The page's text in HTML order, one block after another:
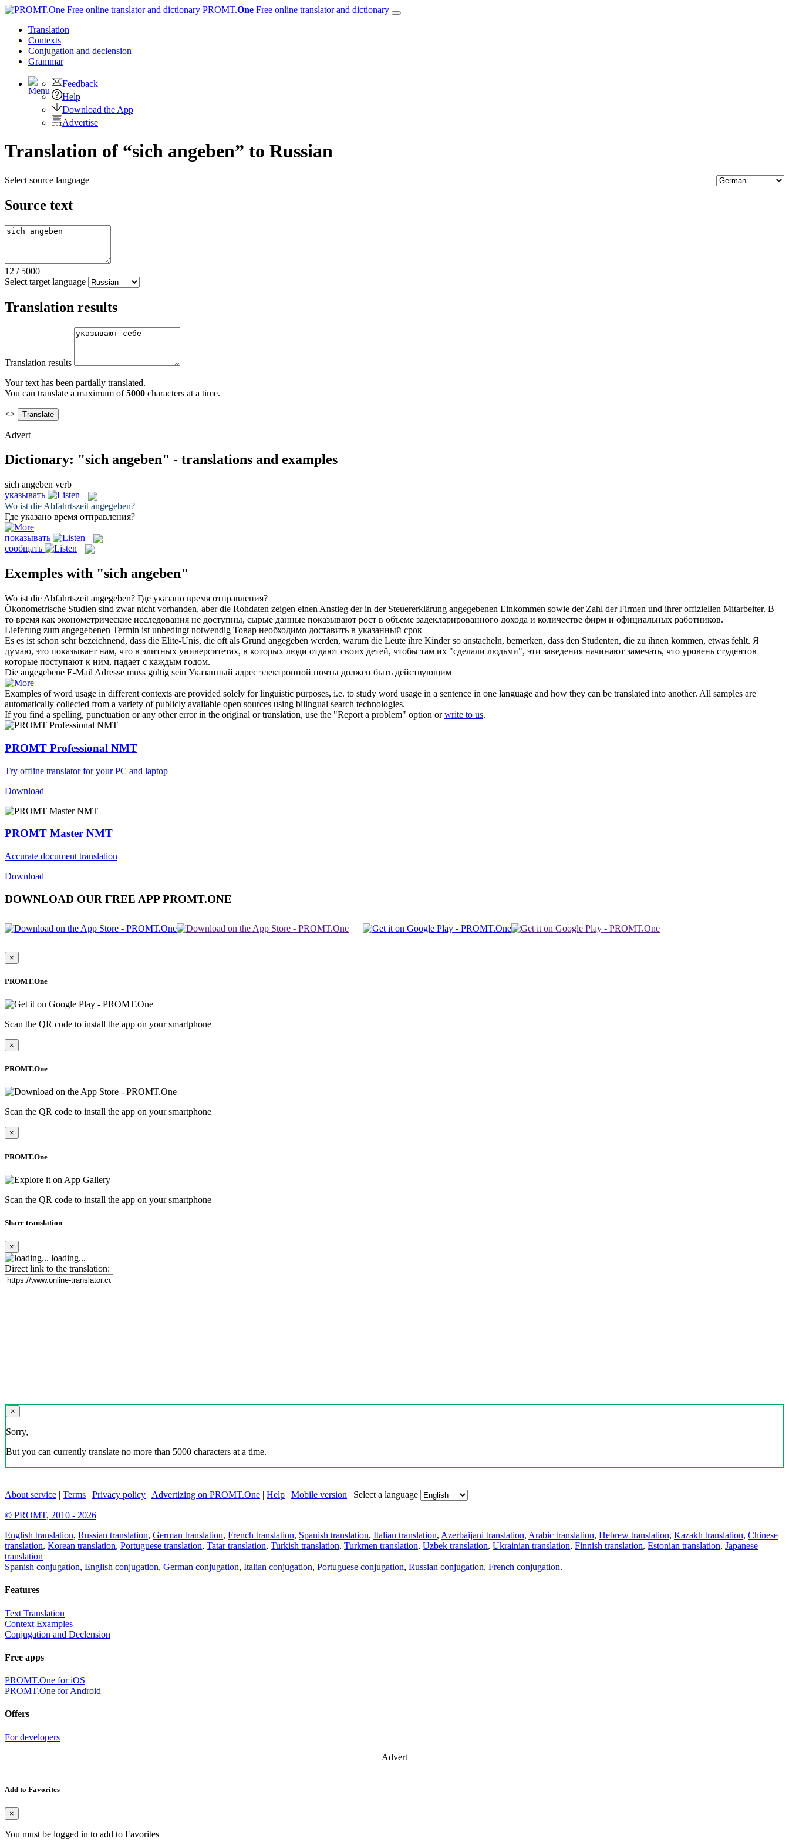
PROMT.One Free online translator and dictionary
Translation
Contexts
Conjugation and declension
Grammar
Feedback
Help
Download the App
Advertise
Translation of “sich angeben” to Russian
Select source language
Source text
12 / 5000
Select target language
Translation results
Translation results
Your text has been partially translated.
You can translate a maximum of5000 characters at a time.
<>
Advert
Dictionary: "sich angeben" - translations and examples
sich angeben verb
указывать
Wo ist die Abfahrtszeit angegeben?
Где указано время отправления?
показывать
сообщать
Exemples with "sich angeben"
Wo ist die Abfahrtszeit angegeben? Где указано время отправления?
Ökonometrische Studien sind zwar nicht vorhanden, aber die Rohdaten zeigen einen Anstieg der in der Steuererklärung angegebenen Einkommen sowie der Zahl der Firmen und ihrer offiziellen Mitarbeiter. В
то время как эконометрические исследования не доступны, сырые данные показывают рост в объеме задекларированного дохода и количестве фирм и официальных работников.
Lieferung zum angegebenen Termin ist unbedingt notwendig Товар необходимо доставить в указанный срок
Es es ist schon sehr bezeichnend, dass die Elite-Unis, die oft als Grund angegeben werden, warum die Leute ihre Kinder so anstacheln, bemerken, dass den Studenten, die zu ihnen kommen, etwas fehlt. Я
думаю, это показывает нам, что в элитных университетах, в которых люди отдают своих детей, чтобы там их "сделали людьми", эти заведения начинают замечать, что уровень студентов
которые поступают к ним, падает с каждым годом.
Die angegebene E-Mail Adresse muss gültig sein Указанный адрес электронной почты должен быть действующим
Examples of word usage in different contexts are provided solely for linguistic purposes, i.e. to study word usage in a sentence in one language and how they can be translated into another. All samples are
automatically collected from a variety of publicly available open sources using bilingual search technologies.
If you find a spelling, punctuation or any other error in the original or translation, use the "Report a problem" option orwrite to us.
PROMT Professional NMT
Try offline translator for your PC and laptop
Download
PROMT Master NMT
Accurate document translation
Download
DOWNLOAD OUR FREE APP PROMT.ONE
×
PROMT.One
Scan the QR code to install the app on your smartphone
×
PROMT.One
Scan the QR code to install the app on your smartphone
×
PROMT.One
Scan the QR code to install the app on your smartphone
Share translation
×
loading...
Direct link to the translation:
×
Sorry,
But you can currently translate no more than 5000 characters at a time.
About service | Terms | Privacy policy | Advertizing on PROMT.One | Help | Mobile version | Select a language
© PROMT, 2010 - 2026
English translation, Russian translation, German translation, French translation, Spanish translation, Italian translation, Azerbaijani translation, Arabic translation, Hebrew translation, Kazakh translation, Chinese
translation, Korean translation, Portuguese translation, Tatar translation, Turkish translation, Turkmen translation, Uzbek translation, Ukrainian translation, Finnish translation, Estonian translation, Japanese
translation
Spanish conjugation, English conjugation, German conjugation, Italian conjugation, Portuguese conjugation, Russian conjugation, French conjugation.
Features
Text Translation
Context Examples
Conjugation and Declension
Free apps
PROMT.One for iOS
PROMT.One for Android
Offers
For developers
Advert
Add to Favorites
×
You must be logged in to add to Favorites